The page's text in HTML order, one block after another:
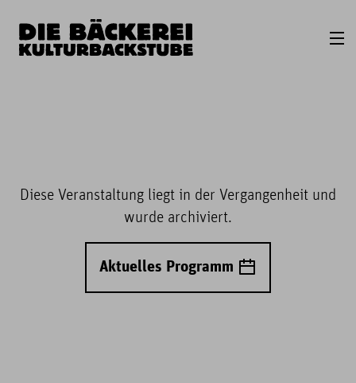
Diese Veranstaltung liegt in der Vergangenheit und
wurde archiviert.
Aktuelles Programm